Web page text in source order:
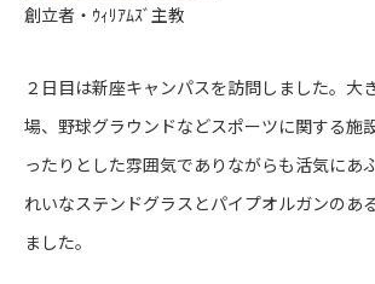
創立者・ｳｨﾘｱﾑｽﾞ主教
２日目は新座キャンパスを訪問しました。大
場、野球グラウンドなどスポーツに関する施
ったりとした雰囲気でありながらも活気にあ
れいなステンドグラスとパイプオルガンのあ
ました。